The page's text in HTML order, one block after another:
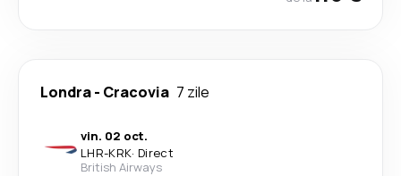
Londra- Cracovia 7 zile
vin. 02 oct.
LHR-KRK· Direct
British Airways